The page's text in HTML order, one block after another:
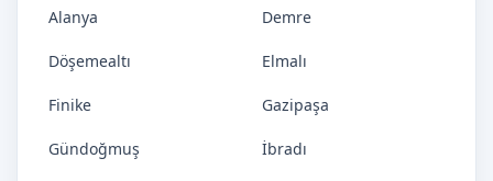
Alanya Demre
Döşemealtı Elmalı
Finike Gazipaşa
Gündoğmuş İbradı